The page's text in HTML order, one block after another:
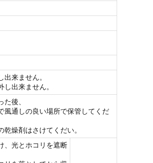
出来ません。
し出来ません。
後、
風通しの良い場所で保管してくだ
燥剤はさけてくだい。
、光とホコリを遮断